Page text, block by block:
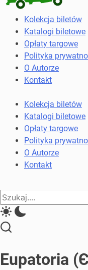
Kolekcja
biletów
komunikacji
miejskiej
kolejowych
Kolekcja biletów
Katalogi biletowe
Opłaty targowe
Polityka
O Autorze
Kontakt
Kolekcja biletów
Katalogi biletowe
Opłaty targowe
Polityka
O Autorze
Kontakt
Close
Search
Eupatoria